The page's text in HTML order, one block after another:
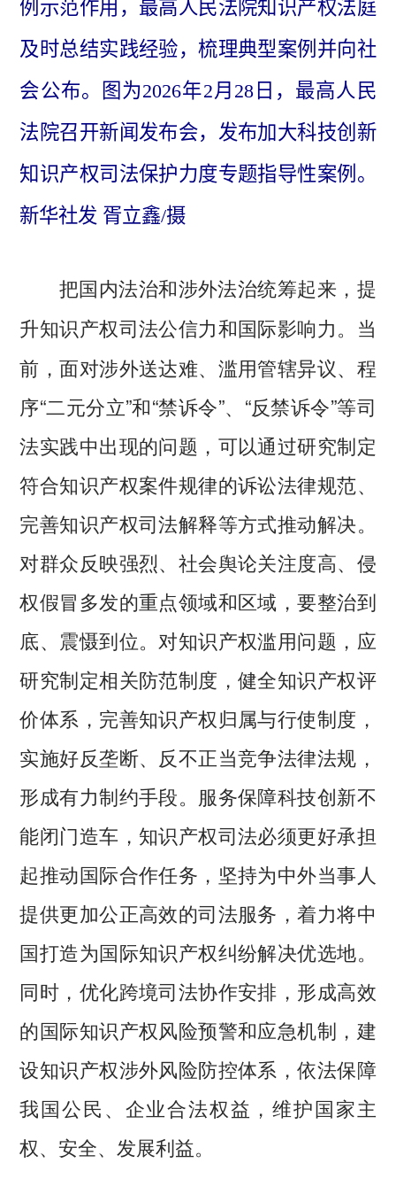
例示范作用，最高人民法院知识产权法庭
及时总结实践经验，梳理典型案例并向社
会公布。图为2026年2月28日，最高人民
法院召开新闻发布会，发布加大科技创新
知识产权司法保护力度专题指导性案例。
新华社发 胥立鑫/摄
把国内法治和涉外法治统筹起来，提
升知识产权司法公信力和国际影响力。 当
前，面对涉外送达难、滥用管辖异议、程
序“二元分立”和“禁诉令”、“反禁诉令”等司
法实践中出现的问题，可以通过研究制定
符合知识产权案件规律的诉讼法律规范、
完善知识产权司法解释等方式推动解决。
对群众反映强烈、社会舆论关注度高、侵
权假冒多发的重点领域和区域，要整治到
底、震慑到位。对知识产权滥用问题，应
研究制定相关防范制度，健全知识产权评
价体系，完善知识产权归属与行使制度，
实施好反垄断、反不正当竞争法律法规，
形成有力制约手段。服务保障科技创新不
能闭门造车，知识产权司法必须更好承担
起推动国际合作任务，坚持为中外当事人
提供更加公正高效的司法服务，着力将中
国打造为国际知识产权纠纷解决优选地。
同时，优化跨境司法协作安排，形成高效
的国际知识产权风险预警和应急机制，建
设知识产权涉外风险防控体系，依法保障
我国公民、企业合法权益，维护国家主
权、安全、发展利益。